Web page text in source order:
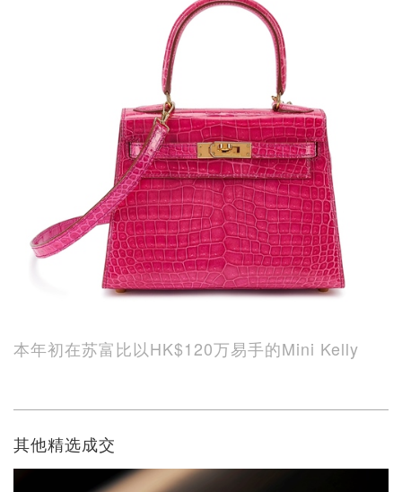
本年初在苏富比以HK$120万易手的Mini Kelly
其他精选成交